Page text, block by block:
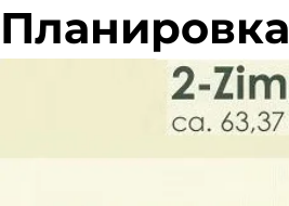
Планировка